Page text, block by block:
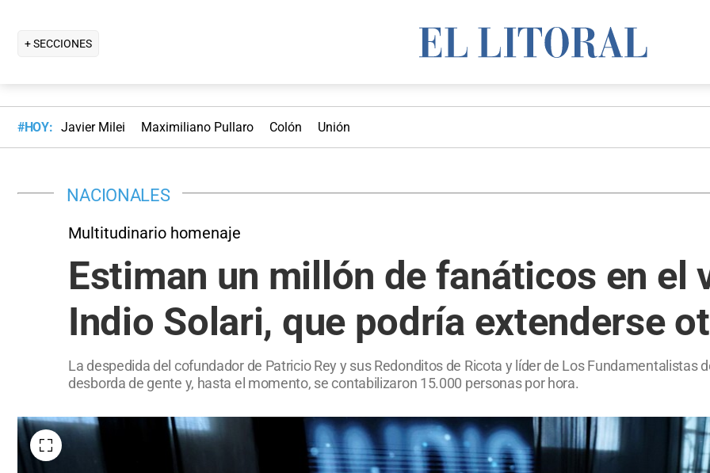
+ SECCIONES
#HOY: Javier Milei Maximiliano Pullaro Colón Unión
NACIONALES
Multitudinario homenaje
Estiman un millón de fanáticos en el
Indio Solari, que podría extenderse
La despedida del cofundador de Patricio Rey y sus Redonditos de Ricota y líder de Los Fundamentalistas
desborda de gente y, hasta el momento, se contabilizaron 15.000 personas por hora.